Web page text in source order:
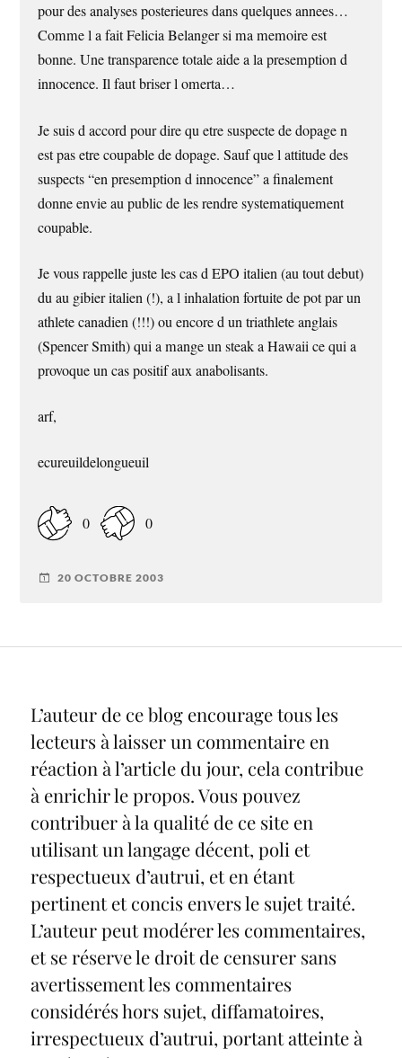
pour des analyses posterieures dans quelques annees…
Comme l a fait Felicia Belanger si ma memoire est
bonne. Une transparence totale aide a la presemption d
innocence. Il faut briser l omerta…
Je suis d accord pour dire qu etre suspecte de dopage n
est pas etre coupable de dopage. Sauf que l attitude des
suspects “en presemption d innocence” a finalement
donne envie au public de les rendre systematiquement
coupable.
Je vous rappelle juste les cas d EPO italien (au tout debut)
du au gibier italien (!), a l inhalation fortuite de pot par un
athlete canadien (!!!) ou encore d un triathlete anglais
(Spencer Smith) qui a mange un steak a Hawaii ce qui a
provoque un cas positif aux anabolisants.
arf,
ecureuildelongueuil
0 0
20 OCTOBRE 2003
L’auteur de ce blog encourage tous les
lecteurs à laisser un commentaire en
réaction à l’article du jour, cela contribue
à enrichir le propos. Vous pouvez
contribuer à la qualité de ce site en
utilisant un langage décent, poli et
respectueux d’autrui, et en étant
pertinent et concis envers le sujet traité.
L’auteur peut modérer les commentaires,
et se réserve le droit de censurer sans
avertissement les commentaires
considérés hors sujet, diffamatoires,
irrespectueux d’autrui, portant atteinte à